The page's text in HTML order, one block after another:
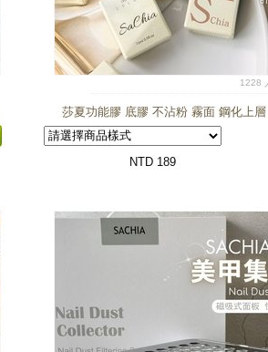
1228
莎夏功能膠 底膠 不沾粉 霧面 鋼化上
建構
NTD 189